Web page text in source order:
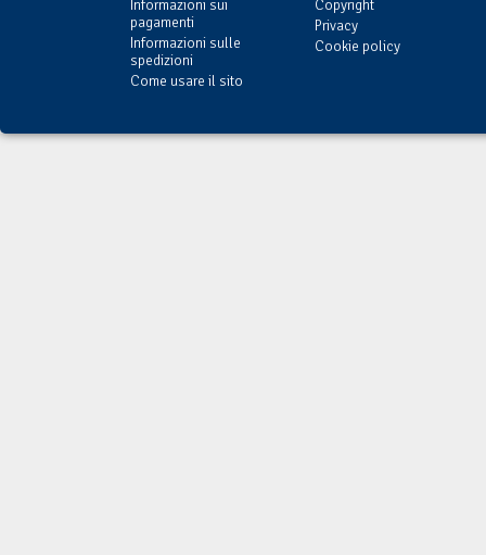
Informazioni sui
pagamenti
Informazioni sulle
spedizioni
Come usare il sito
Copyright
Privacy
Cookie policy